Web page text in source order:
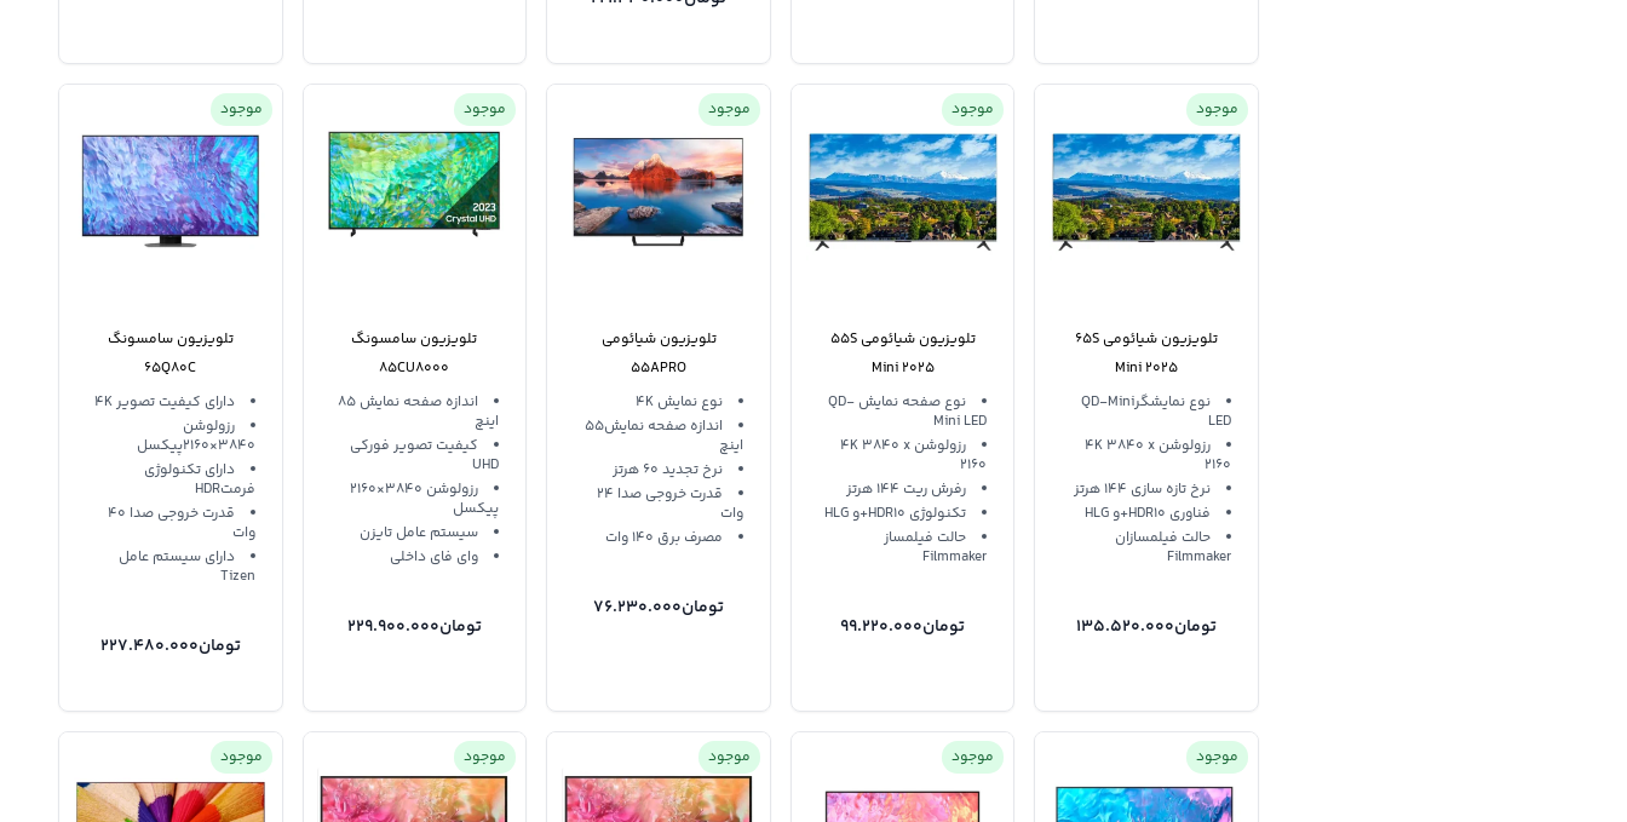
موجود
تلویزیون شیائومی 65S
Mini 2025
نوع نمایشگرQD-Mini
LED
رزولوشن 4K 3840 x
2160
نرخ تازه سازی 144 هرتز
فناوری HDR10+و HLG
حالت فیلمسازان
Filmmaker
تومان135.520.000
موجود
تلویزیون شیائومی 55S
Mini 2025
نوع صفحه نمایش QD-
Mini LED
رزولوشن 4K 3840 x
2160
رفرش ریت 144 هرتز
تکنولوژی HDR10+و HLG
حالت فیلمساز
Filmmaker
تومان99.220.000
موجود
تلویزیون شیائومی
55APRO
نوع نمایش 4K
اندازه صفحه نمایش55
اینچ
نرخ تجدید 60 هرتز
قدرت خروجی صدا 24
وات
مصرف برق 140 وات
تومان76.230.000
موجود
تلویزیون سامسونگ
85CU8000
اندازه صفحه نمایش 85
اینچ
کیفیت تصویر فورکی
UHD
رزولوشن 3840×2160
پیکسل
سیستم عامل تایزن
وای فای داخلی
تومان229.900.000
موجود
تلویزیون سامسونگ
65Q80C
دارای کیفیت تصویر 4K
رزولوشن
3840×2160پیکسل
دارای تکنولوژی
فرمتHDR
قدرت خروجی صدا 40
وات
دارای سیستم عامل
Tizen
تومان227.480.000
موجود موجود موجود موجود موجود